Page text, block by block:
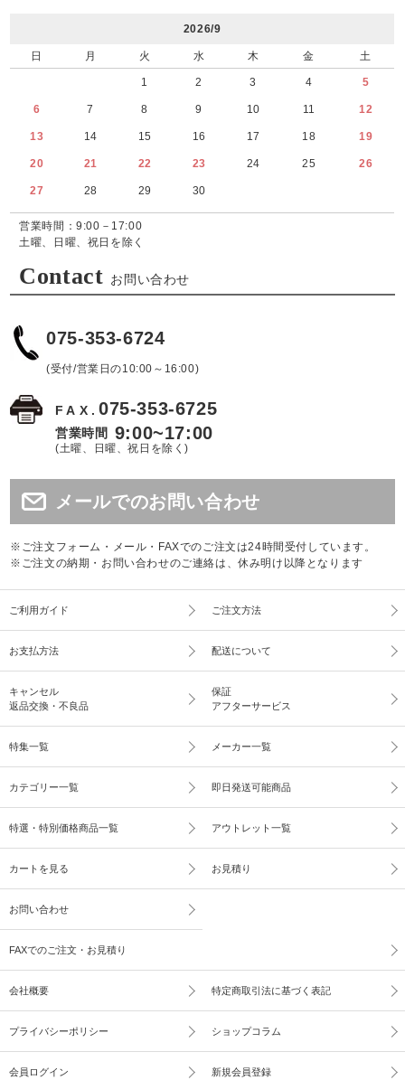
2026/9
日 月 火 水 木 金 土
1 2 3 4 5
6 7 8 9 10 11 12
13 14 15 16 17 18 19
20 21 22 23 24 25 26
27 28 29 30
営業時間：9:00－17:00
土曜、日曜、祝日を除く
Contact お問い合わせ
075-353-6724
(受付/営業日の10:00～16:00)
FAX.075-353-6725
営業時間 9:00~17:00
(土曜、日曜、祝日を除く)
メールでのお問い合わせ
※ご注文フォーム・メール・FAXでのご注文は24時間受付しています。
※ご注文の納期・お問い合わせのご連絡は、休み明け以降となります
ご利用ガイド ご注文方法
お支払方法 配送について
キャンセル
返品交換・不良品
保証
アフターサービス
特集一覧 メーカー一覧
カテゴリー一覧 即日発送可能商品
特選・特別価格商品一覧 アウトレット一覧
カートを見る お見積り
お問い合わせ
FAXでのご注文・お見積り
会社概要 特定商取引法に基づく表記
プライバシーポリシー ショップコラム
会員ログイン 新規会員登録